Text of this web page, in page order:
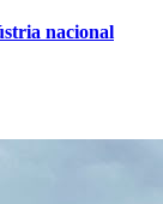
nacional